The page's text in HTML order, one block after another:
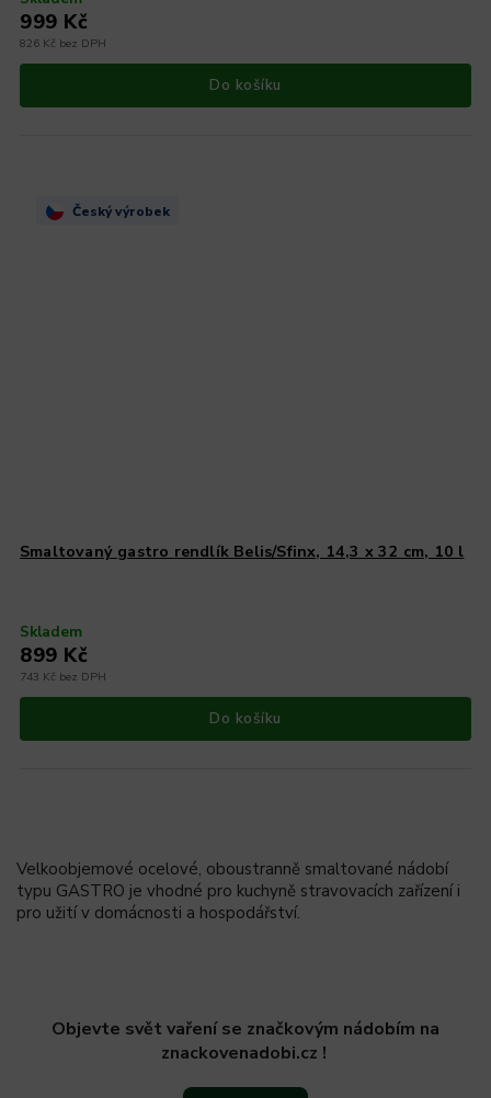
826 Kč bez DPH
999 Kč
Do košíku
Český výrobek
Smaltovaný gastro rendlík Belis/Sfinx, 14,3 x 32 cm, 10 l
Skladem
743 Kč bez DPH
899 Kč
Do košíku
Velkoobjemové ocelové, oboustranně smaltované nádobí
typu GASTRO je vhodné pro kuchyně stravovacích zařízení i
pro užití v domácnosti a hospodářství.
Objevte svět vaření se značkovým nádobím na
znackovenadobi.cz !